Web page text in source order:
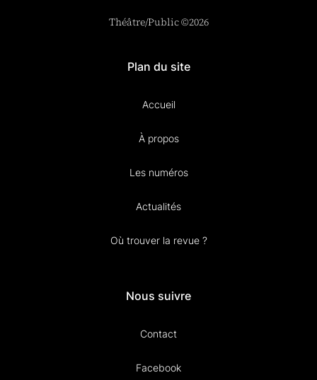
Théâtre/Public ©2026
Plan du site
Accueil
À propos
Les numéros
Actualités
Où trouver la revue ?
Nous suivre
Contact
Facebook